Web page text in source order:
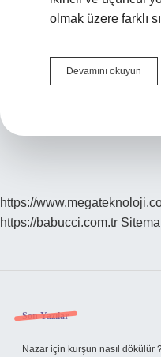
olmak üzere farklı
Devamını okuyun
https://
https://babucci.com.tr
Sidebar
Son Yazılar
Nazar için kurşun nasıl dökülür